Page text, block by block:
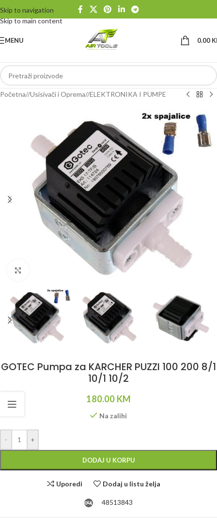
Skip to navigation
Skip to main content
MENU 0.00
Početna/ Usisivači i Oprema/ ELEKTRONIKA I PUMPE
GOTEC Pumpa za KARCHER PUZZI 100 200 8/1
10/1 10/2
180.00 KM
Na zalihi
- +
DODAJ U KORPU
Uporedi Dodaj u listu želja
48513843